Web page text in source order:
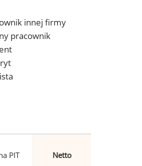
innej firmy
pracownik
PIT Netto